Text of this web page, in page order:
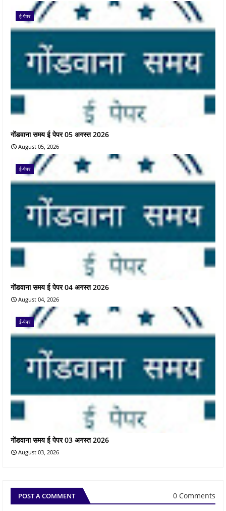
ई-पेपर
गोंडवाना समय ई पेपर 05 अगस्त 2026
August 05, 2026
ई-पेपर
गोंडवाना समय ई पेपर 04 अगस्त 2026
August 04, 2026
ई-पेपर
गोंडवाना समय ई पेपर 03 अगस्त 2026
August 03, 2026
POST A COMMENT 0 Comments